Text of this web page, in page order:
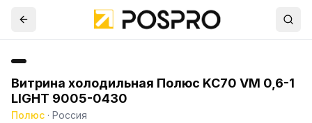
Витрина холодильная Полюс KC70 VM 0,6-1
LIGHT 9005-0430
Полюс · Россия